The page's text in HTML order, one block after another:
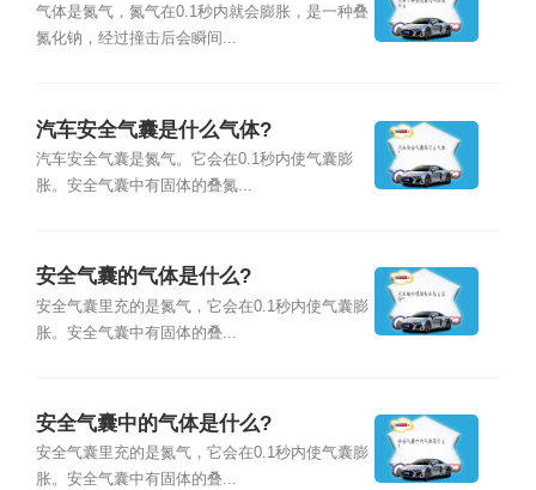
气体是氮气，氮气在0.1秒内就会膨胀，是一种叠
氮化钠，经过撞击后会瞬间...
汽车安全气囊是什么气体?
汽车安全气囊是氮气。它会在0.1秒内使气囊膨
胀。安全气囊中有固体的叠氮...
安全气囊的气体是什么?
安全气囊里充的是氮气，它会在0.1秒内使气囊膨
胀。安全气囊中有固体的叠...
安全气囊中的气体是什么?
安全气囊里充的是氮气，它会在0.1秒内使气囊膨
胀。安全气囊中有固体的叠...